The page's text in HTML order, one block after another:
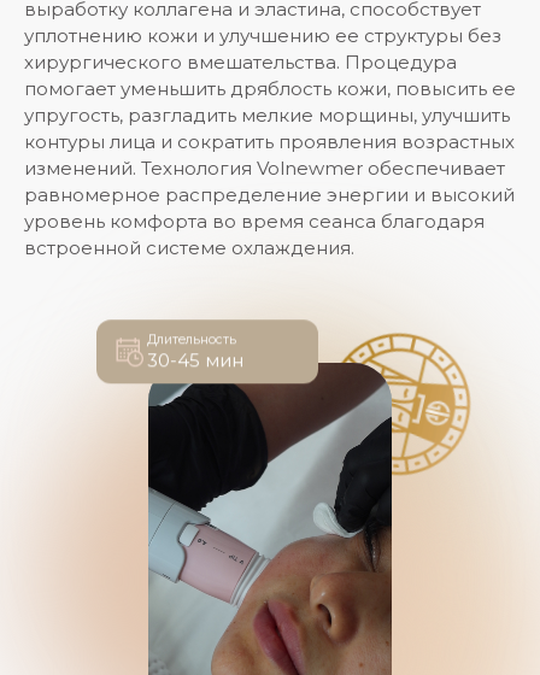
выработку коллагена и эластина, способствует
уплотнению кожи и улучшению ее структуры без
хирургического вмешательства. Процедура
помогает уменьшить дряблость кожи, повысить ее
упругость, разгладить мелкие морщины, улучшить
контуры лица и сократить проявления возрастных
изменений. Технология Volnewmer обеспечивает
равномерное распределение энергии и высокий
уровень комфорта во время сеанса благодаря
встроенной системе охлаждения.
Длительность
30-45 мин